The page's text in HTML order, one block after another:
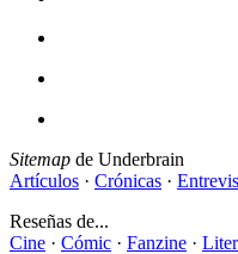
Sitemap de Underbrain
Artículos · Crónicas ·
Reseñas de...
Cine · Cómic · Fanzine ·